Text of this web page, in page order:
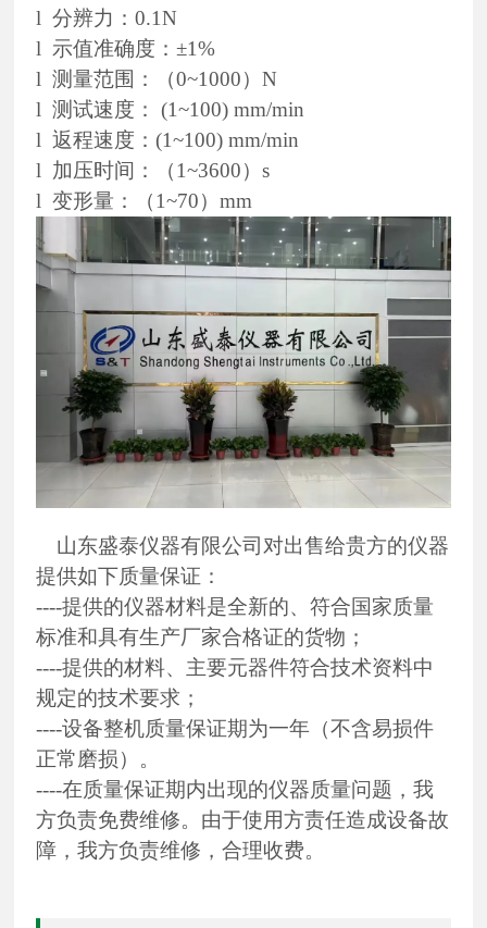
l 分辨力：0.1N
l 示值准确度：±1%
l 测量范围：（0~1000）N
l 测试速度：
(1~100) mm/min
l 返程速度：(1~100) mm/min
l 加压时间：（1~3600）s
l 变形量：（1~70）mm
山东盛泰仪器有限公司对出售给贵方的仪器
提供如下质量保证：
----提供的仪器材料是全新的、符合国家质量
标准和具有生产厂家合格证的货物；
----提供的材料、主要元器件符合技术资料中
规定的技术要求；
----设备整机质量保证期为一年（不含易损件
正常磨损）。
----在质量保证期内出现的仪器质量问题，我
方负责免费维修。由于使用方责任造成设备故
障，我方负责维修，合理收费。